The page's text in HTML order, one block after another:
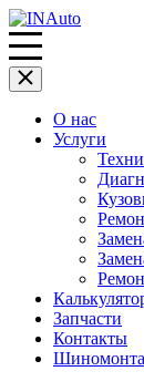
О нас
Услуги
Запчасти
Контакты